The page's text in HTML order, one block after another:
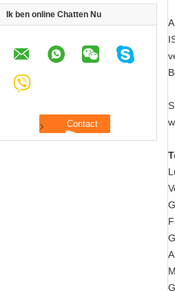
Ik ben online Chatten Nu